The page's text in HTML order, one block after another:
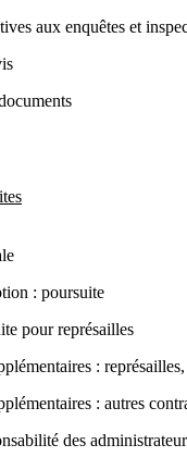
aux enquêtes et
: poursuite
pour représailles
:
: autres
des